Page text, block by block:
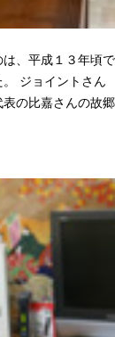
、平成１３年頃で
ジョイントさん
の比嘉さんの故郷